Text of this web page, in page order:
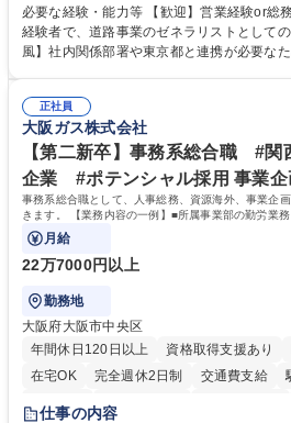
制度やキャリア支援が充実しております！ ※下記業務
管理部門：広報、人事、経理など当公社の
門：駐車場の新規開拓、管理運営、新宿駅
道路施設や道路工事現場の見学ツアー事業
へ配属。※業務内容変更の範囲：会社の定める業務 募集職種
ープ】総合職（事務）◇残業月平均9時間
必要な経験・能力等 【歓迎】営業経験or総
経験者で、道路事業のゼネラリストとして
風】社内関係部署や東京都と連携が必要な
部門など多岐に渡る業務を経験できます。 ■
事業の他、新宿駅西口広場内に設置された
イン」の管理運営を行うなど、事業収益を
います。 学歴・資格 学歴：大学院 大学 高専 短大 専修学校 高校 語学力：
資格：
正社員
大阪ガス株式会社
【第二新卒】事務系総合職 #関
企業 #ポテンシャル採用 事業企
事務系総合職として、人事総務、資源海外、事業企
きます。 【業務内容の一例】■所属事業部の勤労業
門の企画スタッフ、ルート営業
月給
22万7000円以上
勤務地
大阪府大阪市中央区
年間休日120日以上
資格取得支援あり
在宅OK
完全週休2日制 交通費支給
服装自由
第二新卒歓迎
仕事の内容